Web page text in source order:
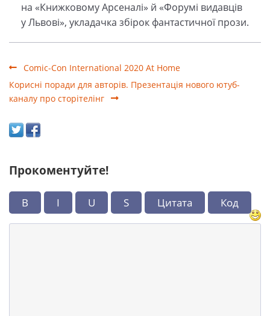
на «Книжковому Арсеналі» й «Форумі видавців
у Львові», укладачка збірок фантастичної прози.
Сomic-Сon International 2020 Аt Home
Корисні поради для авторів. Презентація нового ютуб-
каналу про сторітелінг
Прокоментуйте!
B I U S Цитата Код